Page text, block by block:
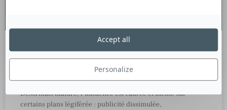
Partenariats influenceurs : les règles
Désormais mature, l’influence est cadrée et même sur
certains plans légiférée : publicité dissimulée,
Personalize
Accept all